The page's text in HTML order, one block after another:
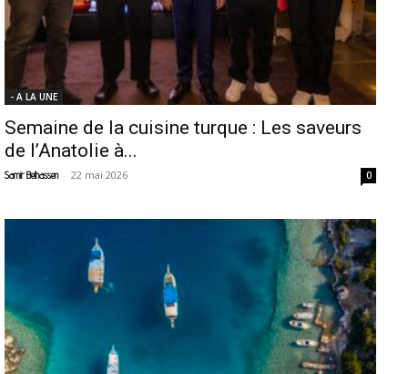
- A LA UNE
Semaine de la cuisine turque : Les saveurs
de l’Anatolie à...
Samir Belhassen - 22 mai 2026 0